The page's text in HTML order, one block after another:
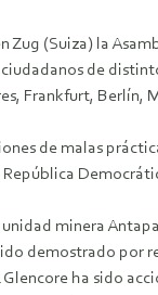
Zug (Suiza) la
de
Frankfurt, Berlín,
de malas
unidad minera
demostrado por
Glencore ha sido